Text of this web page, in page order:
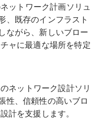
ットワーク計画ソリュ
、既存のインフラスト
ながら、新しいブロー
ャに最適な場所を特定
ネットワーク設計ソリ
性、信頼性の高いブロ
計を支援します。